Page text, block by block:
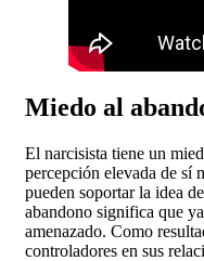
Miedo al
El narcisista tiene un
percepción elevada de sí
pueden soportar la idea
abandono significa que
amenazado. Como
controladores en sus